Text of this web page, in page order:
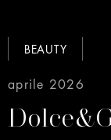
BEAUTY
aprile 2026